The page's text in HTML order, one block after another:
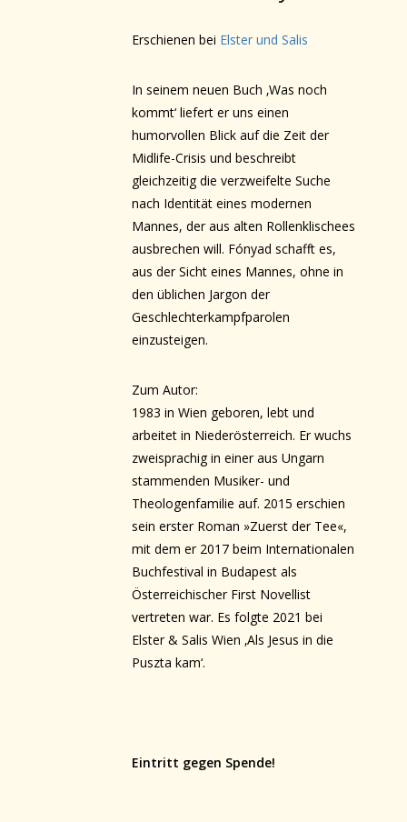
Erschienen bei Elster und Salis
In seinem neuen Buch ‚Was noch
kommt‘ liefert er uns einen
humorvollen Blick auf die Zeit der
Midlife-Crisis und beschreibt
gleichzeitig die verzweifelte Suche
nach Identität eines modernen
Mannes, der aus alten Rollenklischees
ausbrechen will. Fónyad schafft es,
aus der Sicht eines Mannes, ohne in
den üblichen Jargon der
Geschlechterkampfparolen
einzusteigen.
Zum Autor:
1983 in Wien geboren, lebt und
arbeitet in Niederösterreich. Er wuchs
zweisprachig in einer aus Ungarn
stammenden Musiker- und
Theologenfamilie auf. 2015 erschien
sein erster Roman »Zuerst der Tee«,
mit dem er 2017 beim Internationalen
Buchfestival in Budapest als
Österreichischer First Novellist
vertreten war. Es folgte 2021 bei
Elster & Salis Wien ‚Als Jesus in die
Puszta kam‘.
Eintritt gegen Spende!